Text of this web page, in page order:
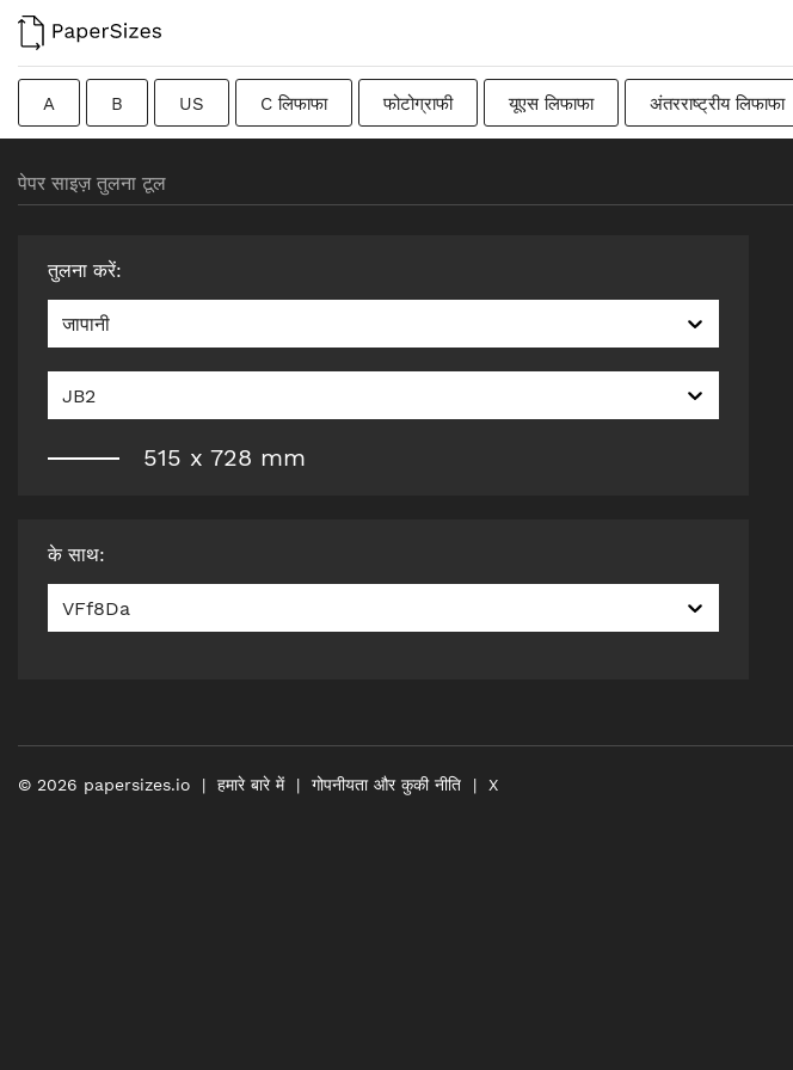
A B US C लिफाफा फोटोग्राफी यूएस लिफाफा अंतरराष्ट्रीय लिफाफा
पेपर साइज़ तुलना टूल
तुलना करें:
जापानी
JB2
515 x 728 mm
के साथ:
VFf8Da
© 2026 papersizes.io हमारे बारे में गोपनीयता और कुकी नीति X